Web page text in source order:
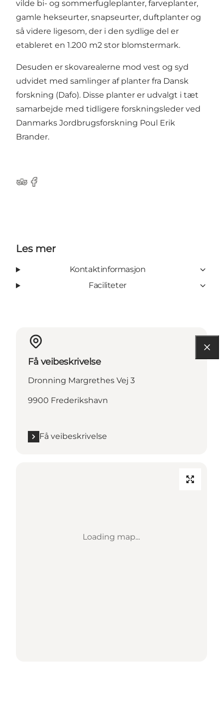
vilde bi- og sommerfugleplanter, farveplanter,
gamle hekseurter, snapseurter, duftplanter og
så videre ligesom, der i den sydlige del er
etableret en 1.200 m2 stor blomstermark.
Desuden er skovarealerne mod vest og syd
udvidet med samlinger af planter fra Dansk
forskning (Dafo). Disse planter er udvalgt i tæt
samarbejde med tidligere forskningsleder ved
Danmarks Jordbrugsforskning Poul Erik
Brander.
Tripadvisor
Facebook
Les mer
Kontaktinformasjon
Faciliteter
Få veibeskrivelse
Dronning Margrethes Vej 3
9900 Frederikshavn
Få veibeskrivelse
Loading map...